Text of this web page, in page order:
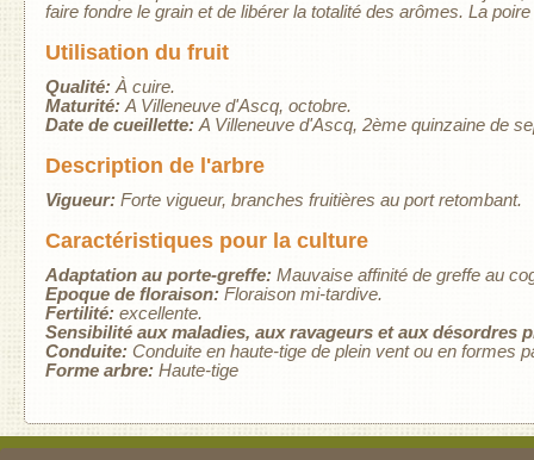
faire fondre le grain et de libérer la totalité des arômes. La
Utilisation du fruit
Qualité: À cuire.
Maturité: A Villeneuve d'Ascq, octobre.
Date de cueillette: A Villeneuve d'Ascq, 2ème quinzaine de
Description de l'arbre
Vigueur: Forte vigueur, branches fruitières au port retombant.
Caractéristiques pour la culture
Adaptation au porte-greffe: Mauvaise affinité de greffe au
Epoque de floraison: Floraison mi-tardive.
Fertilité: excellente.
Sensibilité aux maladies, aux ravageurs et aux désordres
Conduite: Conduite en haute-tige de plein vent ou en formes
Forme arbre: Haute-tige